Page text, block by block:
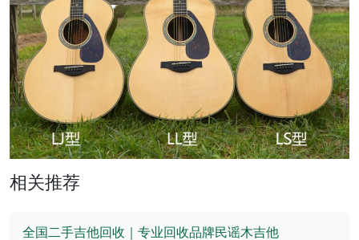
相关推荐
全国二手吉他回收｜专业回收品牌民谣木吉他